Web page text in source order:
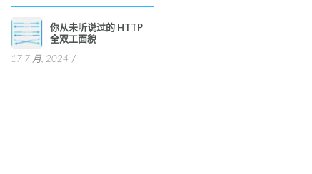
你从未听说过的 HTTP
全双工面貌
17 7 月, 2024